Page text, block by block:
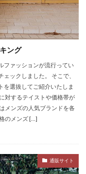
ング
ファッションが流行ってい
ックしました。 そこで、
を選抜してご紹介いたしま
対するテイストや価格帯が
メンズの人気ブランドを各
のメンズ […]
通販サイト